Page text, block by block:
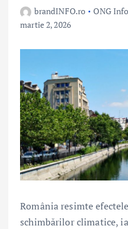
brandINFO.ro ONG Info
martie 2, 2026
România resimte
schimbărilor climatice,